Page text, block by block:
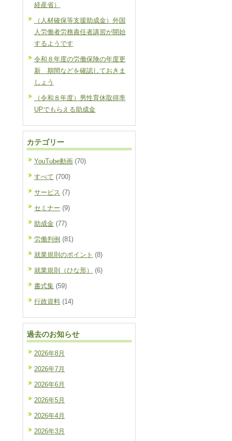
経産省）
（人材確保等支援助成金）外国
人労働者労務責任者講習が開始
するようです
令和８年度の労働保険の年度更
新 期間などを確認しておきま
しょう
（令和８年度）男性育休取得率
UPでもらえる助成金
カテゴリー
YouTube動画 (70)
すべて (700)
サービス (7)
セミナー (9)
助成金 (77)
労働判例 (81)
就業規則のポイント (8)
就業規則（ひな形） (6)
書式集 (59)
行政資料 (14)
過去のお知らせ
2026年8月
2026年7月
2026年6月
2026年5月
2026年4月
2026年3月